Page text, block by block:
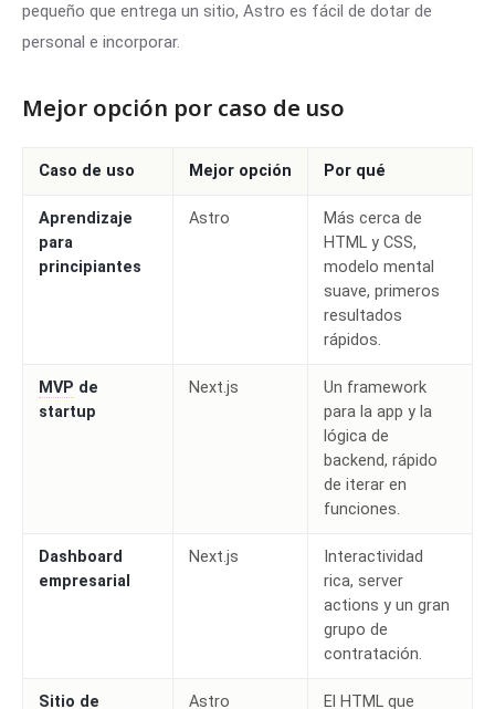
pequeño que entrega un sitio, Astro es fácil de dotar de
personal e incorporar.
Mejor opción por caso de uso
Caso de uso Mejor opción Por qué
Aprendizaje
para
principiantes
Astro
Más cerca de
HTML y CSS,
modelo mental
suave, primeros
resultados
rápidos.
MVP de
startup
Next.js
Un framework
para la app y la
lógica de
backend, rápido
de iterar en
funciones.
Dashboard
empresarial
Next.js
Interactividad
rica, server
actions y un gran
grupo de
contratación.
Sitio de
Astro
El HTML que